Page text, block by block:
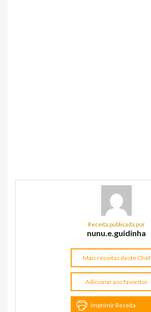
Receita publicada por
nunu.e.guidinha
Mais receitas deste Chef
Adicionar aos favoritos
Imprimir Receita